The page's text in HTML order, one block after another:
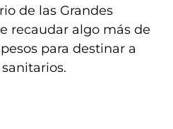
de las Grandes
recaudar algo más de
para destinar a